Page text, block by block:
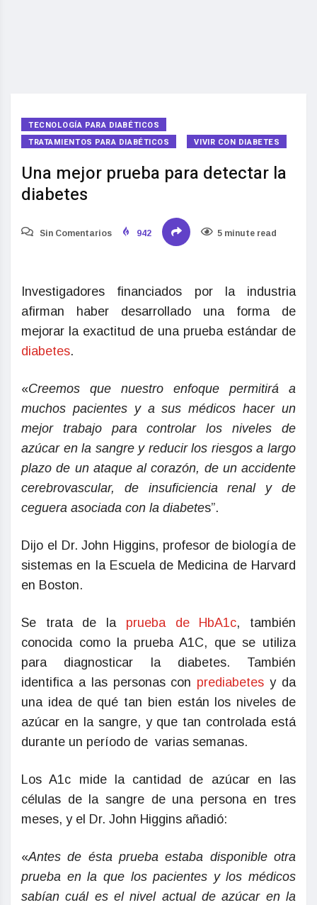
TECNOLOGÍA PARA DIABÉTICOS
TRATAMIENTOS PARA DIABÉTICOS
VIVIR CON DIABETES
Una mejor prueba para detectar la
diabetes
Sin Comentarios 942 5 minute read
Investigadores financiados por la industria
afirman haber desarrollado una forma de
mejorar la exactitud de una prueba estándar de
diabetes.
«Creemos que nuestro enfoque permitirá a
muchos pacientes y a sus médicos hacer un
mejor trabajo para controlar los niveles de
azúcar en la sangre y reducir los riesgos a largo
plazo de un ataque al corazón, de un accidente
cerebrovascular, de insuficiencia renal y de
ceguera asociada con la diabetes”.
Dijo el Dr. John Higgins, profesor de biología de
sistemas en la Escuela de Medicina de Harvard
en Boston.
Se trata de la prueba de HbA1c, también
conocida como la prueba A1C, que se utiliza
para diagnosticar la diabetes. También
identifica a las personas con prediabetes y da
una idea de qué tan bien están los niveles de
azúcar en la sangre, y que tan controlada está
durante un período de varias semanas.
Los A1c mide la cantidad de azúcar en las
células de la sangre de una persona en tres
meses, y el Dr. John Higgins añadió:
«Antes de ésta prueba estaba disponible otra
prueba en la que los pacientes y los médicos
sabían cuál es el nivel actual de azúcar en la